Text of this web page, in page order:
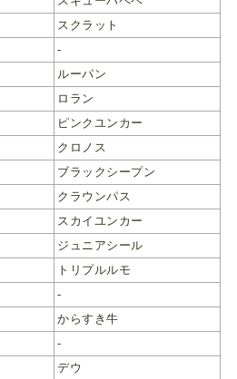
スクラット
-
ルーパン
ロラン
ピンクユンカー
クロノス
ブラックシープン
クラウンパス
スカイユンカー
ジュニアシール
トリプルルモ
-
からすき牛
-
デウ